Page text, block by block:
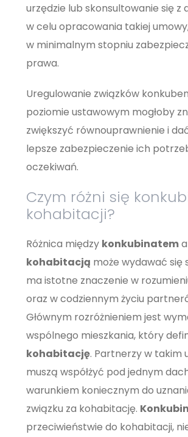
urzędzie lub skonsultowanie się z
w celu opracowania takiej
w minimalnym stopniu
prawa.
Uregulowanie związków
poziomie ustawowym mogłoby
zwiększyć równouprawnienie i
lepsze zabezpieczenie ich
oczekiwań.
Czym różni się
kohabitacji?
Różnica między konkubinatema
kohabitacją może wydawać się
ma istotne znaczenie w
oraz w codziennym życiu
Głównym rozróżnieniem jest
wspólnego mieszkania, który
kohabitację. Partnerzy w takim
muszą współżyć pod jednym
warunkiem koniecznym do
związku za kohabitację.
przeciwieństwie do kohabitacji,